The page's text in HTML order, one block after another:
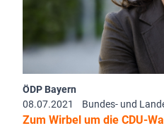
ÖDP Bayern
08.07.2021
Bundes- und
Zum Wirbel um die CDU-